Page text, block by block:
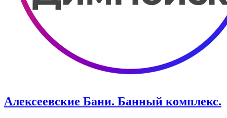
Алексеевские Бани. Банный комплекс.